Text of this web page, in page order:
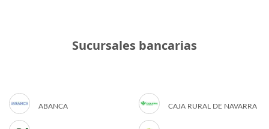
Sucursales bancarias
ABANCA CAJA RURAL DE NAVARRA